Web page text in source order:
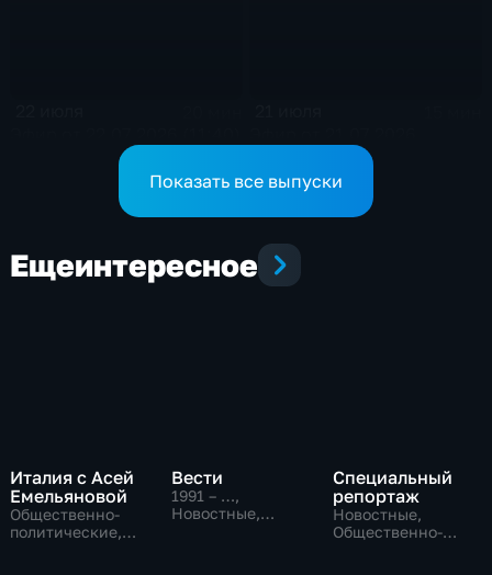
Показать все выпуски
Ещеинтересное
Италия с Асей
Емельяновой
Общественно-
политические,
Вести
1991 – …,
Новостные,
Специальный
репортаж
Новостные,
Общественно-